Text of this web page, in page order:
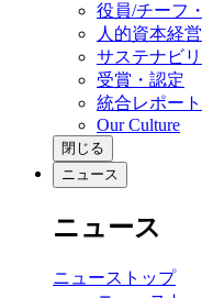
役員/チーフ
人的資本経営
サステナビ
受賞・認定
統合レポート
Our Culture
閉じる
ニュース
ニュース
ニューストップ